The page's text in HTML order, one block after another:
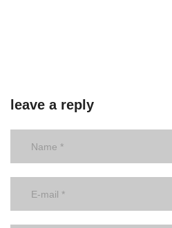
leave a reply